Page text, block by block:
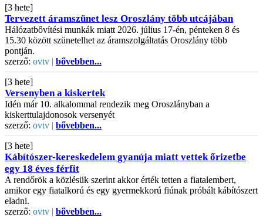
[3 hete]
Tervezett áramszünet lesz Oroszlány több utcájában
Hálózatbővítési munkák miatt 2026. július 17-én, pénteken 8 és
15.30 között szünetelhet az áramszolgáltatás Oroszlány több
pontján.
szerző: ovtv | bővebben...
[3 hete]
Versenyben a kiskertek
Idén már 10. alkalommal rendezik meg Oroszlányban a
kiskerttulajdonosok versenyét
szerző: ovtv | bővebben...
[3 hete]
Kábítószer-kereskedelem gyanúja miatt vettek őrizetbe
egy 18 éves férfit
A rendőrök a közlésük szerint akkor érték tetten a fiatalembert,
amikor egy fiatalkorú és egy gyermekkorú fiúnak próbált kábítószert
eladni.
szerző: ovtv | bővebben...